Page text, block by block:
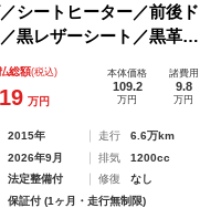
ートヒーター／前後ド
黒レザーシート／黒革ス
シュボード／ＤＶＤ再生
ヒーター／スペアキー
総額(税込)
万円
本体価格
109.2
万円
諸費用
9.8
万円
2015年 走行
6.6万km
2026年9月 排気
1200cc
法定整備付 修復
なし
保証付 (1ヶ月・走行無制限)